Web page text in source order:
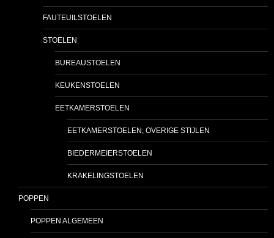
FAUTEUILSTOELEN
STOELEN
BUREAUSTOELEN
KEUKENSTOELEN
EETKAMERSTOELEN
EETKAMERSTOELEN; OVERIGE STIJLEN
BIEDERMEIERSTOELEN
KRAKELINGSTOELEN
POPPEN
POPPEN ALGEMEEN